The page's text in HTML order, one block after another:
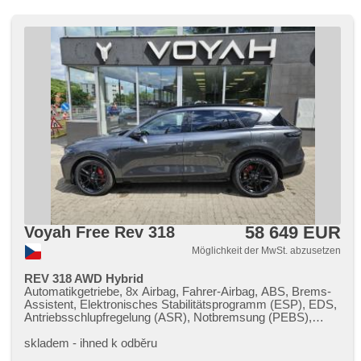
Voyah Free Rev 318 58 649 EUR
Möglichkeit der MwSt. abzusetzen
REV 318 AWD Hybrid
Automatikgetriebe, 8x Airbag, Fahrer-Airbag, ABS, Brems-
Assistent, Elektronisches Stabilitätsprogramm (ESP), EDS,
Antriebsschlupfregelung (ASR), Notbremsung (PEBS),
(HSA), ukazatel rychlostního limitu (SLIF), Uhr Spur, Blind
skladem ​- ihned k odběru